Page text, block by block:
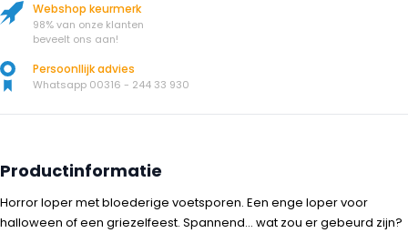
Webshop keurmerk
98% van onze klanten
beveelt ons aan!
Persoonllijk advies
Whatsapp 00316 - 244 33 930
Productinformatie
Horror loper met bloederige voetsporen. Een enge loper voor
halloween of een griezelfeest. Spannend... wat zou er gebeurd zijn?